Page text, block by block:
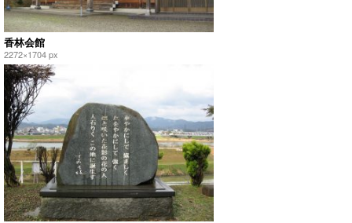
香林会館
2272×1704 px